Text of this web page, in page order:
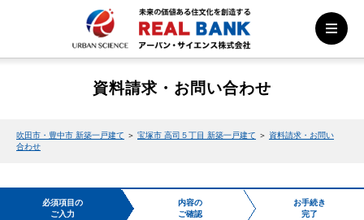
資料請求・お問い合わせ
吹田市・豊中市 新築一戸建て ＞ 宝塚市 高司５丁目 新築一戸建て ＞ 資料請求・お問い
合わせ
必須項目の
ご入力
内容の
ご確認
お手続き
完了